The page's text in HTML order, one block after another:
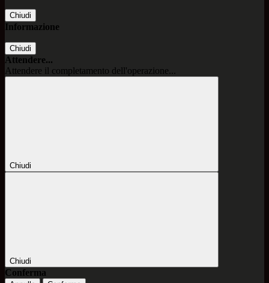
Chiudi
Informazione
Chiudi
Attendere...
Attendere il completamento dell'operazione...
Chiudi
Chiudi
Conferma